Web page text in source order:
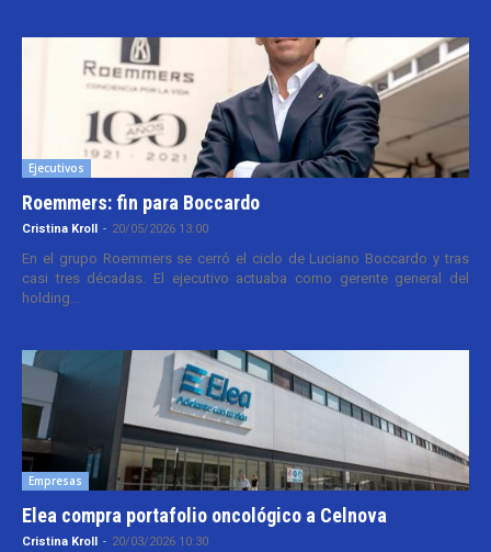
Ejecutivos
Roemmers: fin para Boccardo
Cristina Kroll - 20/05/2026 13:00
En el grupo Roemmers se cerró el ciclo de Luciano Boccardo y tras
casi tres décadas. El ejecutivo actuaba como gerente general del
holding...
Empresas
Elea compra portafolio oncológico a Celnova
Cristina Kroll - 20/03/2026 10:30